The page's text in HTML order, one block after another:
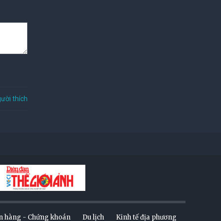
thích
hàng - Chứng khoán Du lịch Kinh tế địa phương